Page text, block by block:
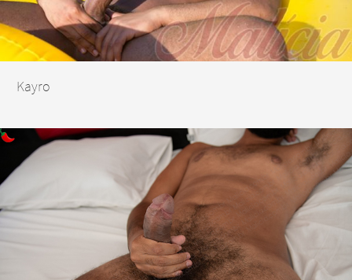
Kayro